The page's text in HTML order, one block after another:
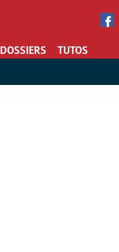
DOSSIERS TUTOS